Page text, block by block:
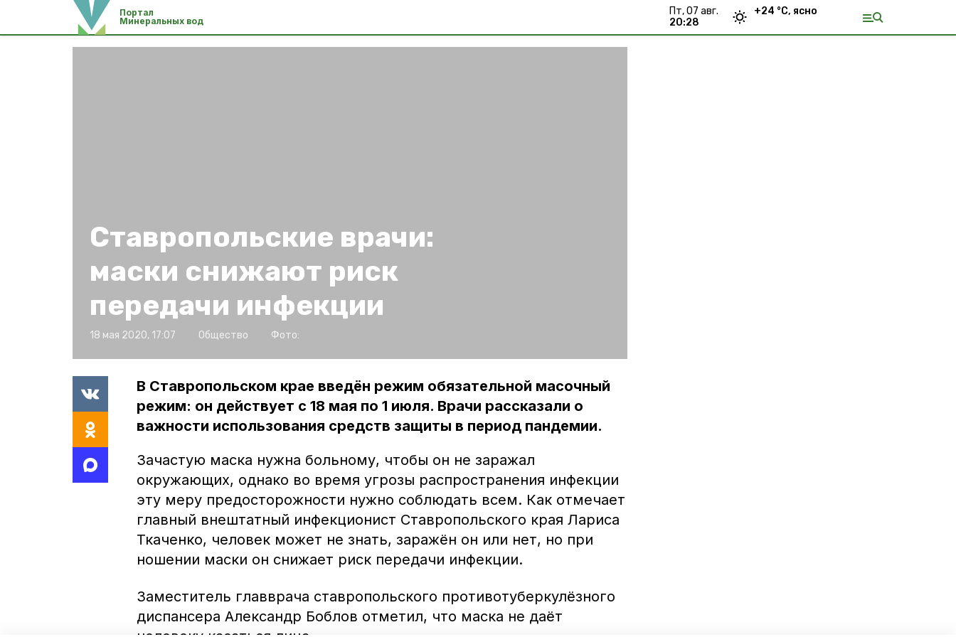
Портал
Минеральных вод
пт, 07 авг.
20:28
+24 °С, ясно
Ставропольские врачи:
маски снижают риск
передачи инфекции
18 мая 2020, 17:07 Общество Фото:
В Ставропольском крае введён режим обязательной масочный
режим: он действует с 18 мая по 1 июля. Врачи рассказали о
важности использования средств защиты в период пандемии.
Зачастую маска нужна больному, чтобы он не заражал
окружающих, однако во время угрозы распространения инфекции
эту меру предосторожности нужно соблюдать всем. Как отмечает
главный внештатный инфекционист Ставропольского края Лариса
Ткаченко, человек может не знать, заражён он или нет, но при
ношении маски он снижает риск передачи инфекции.
Заместитель главврача ставропольского противотуберкулёзного
диспансера Александр Боблов отметил, что маска не даёт